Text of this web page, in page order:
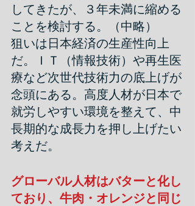
してきたが、３年未満に縮める
ことを検討する。（中略）
狙いは日本経済の生産性向上
だ。ＩＴ（情報技術）や再生医
療など次世代技術力の底上げが
念頭にある。高度人材が日本で
就労しやすい環境を整えて、中
長期的な成長力を押し上げたい
考えだ。
グローバル人材はバターと化し
ており、牛肉・オレンジと同じ